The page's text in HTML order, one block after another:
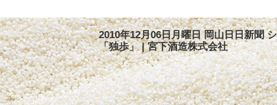
2010年12月06日月曜日 岡山日日新聞
「独歩」 | 宮下酒造株式会社